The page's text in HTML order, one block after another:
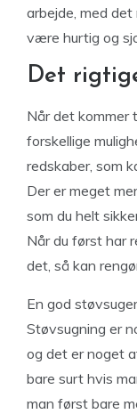
arbejde, med
være hurtig og
Det
Når det kommer
forskellige
redskaber, som
Der er meget
som du helt
Når du først har
det, så kan
En god
Støvsugning er
og det er noget
bare surt hvis
man først bare